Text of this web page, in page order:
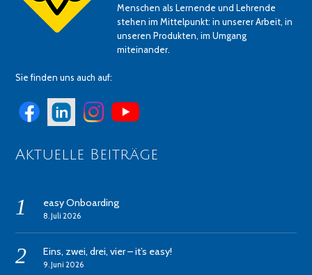
Menschen als Lernende und Lehrende
stehen im Mittelpunkt: in unserer Arbeit, in
unseren Produkten, im Umgang
miteinander.
Sie finden uns auch auf:
Aktuelle Beiträge
easy Onboarding
8. Juli 2026
Eins, zwei, drei, vier – it’s easy!
9. Juni 2026